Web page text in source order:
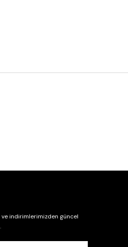
ve indirimlerimizden güncel